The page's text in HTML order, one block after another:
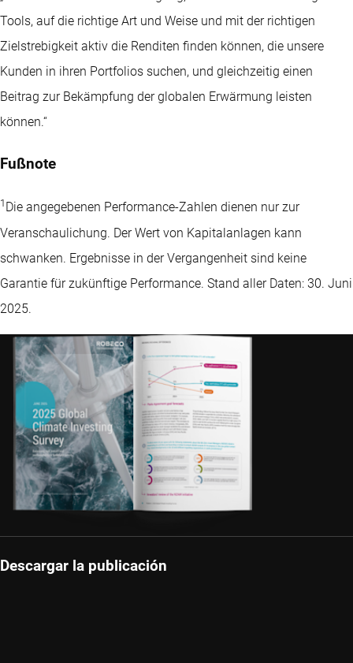
Tools, auf die richtige Art und Weise und mit der richtigen
Zielstrebigkeit aktiv die Renditen finden können, die unsere
Kunden in ihren Portfolios suchen, und gleichzeitig einen
Beitrag zur Bekämpfung der globalen Erwärmung leisten
können.“
Fußnote
1 Die angegebenen Performance-Zahlen dienen nur zur
Veranschaulichung. Der Wert von Kapitalanlagen kann
schwanken. Ergebnisse in der Vergangenheit sind keine
Garantie für zukünftige Performance. Stand aller Daten: 30. Juni
2025.
Descargar la publicación